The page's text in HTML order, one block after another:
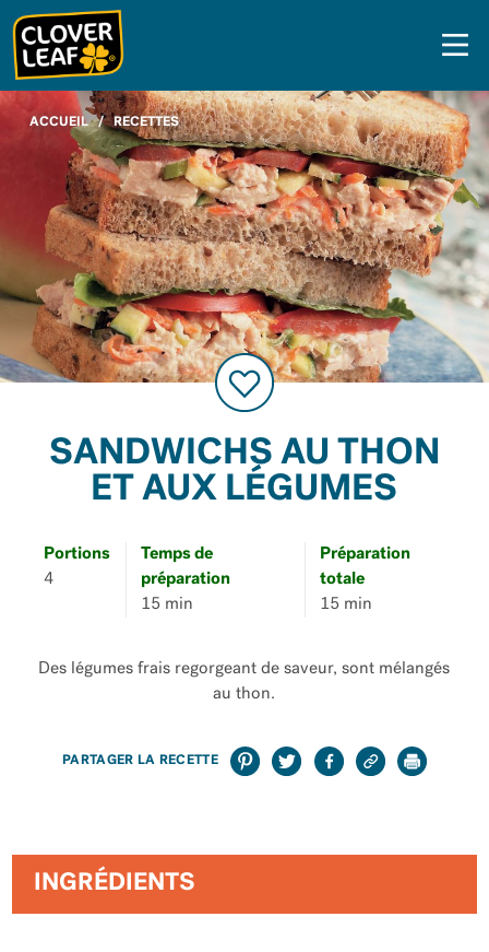
Skip
to
content
ACCUEIL/ RECETTES
SANDWICHS AU THON
ET AUX LÉGUMES
Portions
4
Temps de
préparation
15 min
Préparation
totale
15 min
Des légumes frais regorgeant de saveur, sont mélangés
au thon.
PARTAGER LA RECETTE
INGRÉDIENTS